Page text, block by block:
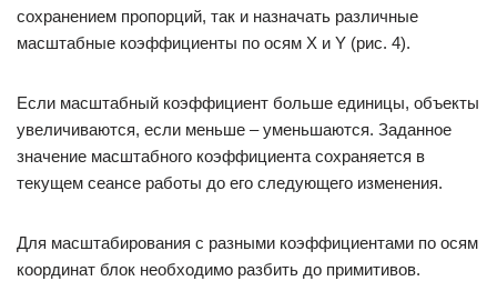
сохранением пропорций, так и назначать различные
масштабные коэффициенты по осям X и Y (рис. 4).
Если масштабный коэффициент больше единицы, объекты
увеличиваются, если меньше – уменьшаются. Заданное
значение масштабного коэффициента сохраняется в
текущем сеансе работы до его следующего изменения.
Для масштабирования с разными коэффициентами по осям
координат блок необходимо разбить до примитивов.